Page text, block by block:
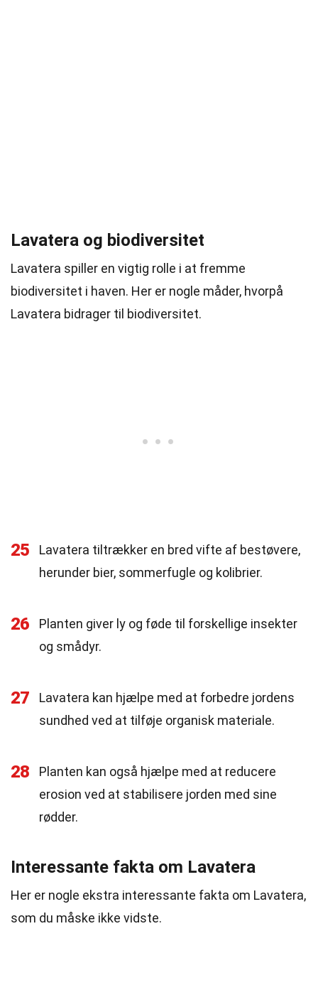
Lavatera og biodiversitet
Lavatera spiller en vigtig rolle i at fremme
biodiversitet i haven. Her er nogle måder, hvorpå
Lavatera bidrager til biodiversitet.
25
Lavatera tiltrækker en bred vifte af bestøvere,
herunder bier, sommerfugle og kolibrier.
26
Planten giver ly og føde til forskellige insekter
og smådyr.
27
Lavatera kan hjælpe med at forbedre jordens
sundhed ved at tilføje organisk materiale.
28
Planten kan også hjælpe med at reducere
erosion ved at stabilisere jorden med sine
rødder.
Interessante fakta om Lavatera
Her er nogle ekstra interessante fakta om Lavatera,
som du måske ikke vidste.